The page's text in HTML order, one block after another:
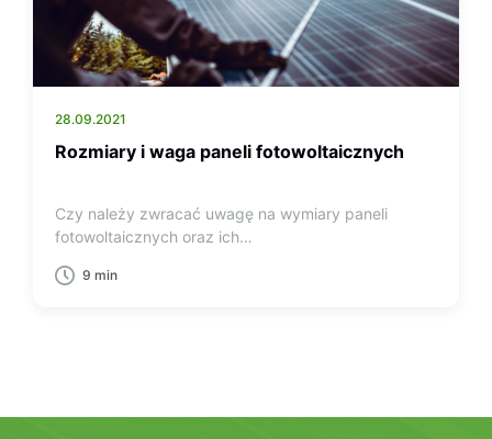
28.09.2021
Rozmiary i waga paneli fotowoltaicznych
Czy należy zwracać uwagę na wymiary paneli
fotowoltaicznych oraz ich…
9 min